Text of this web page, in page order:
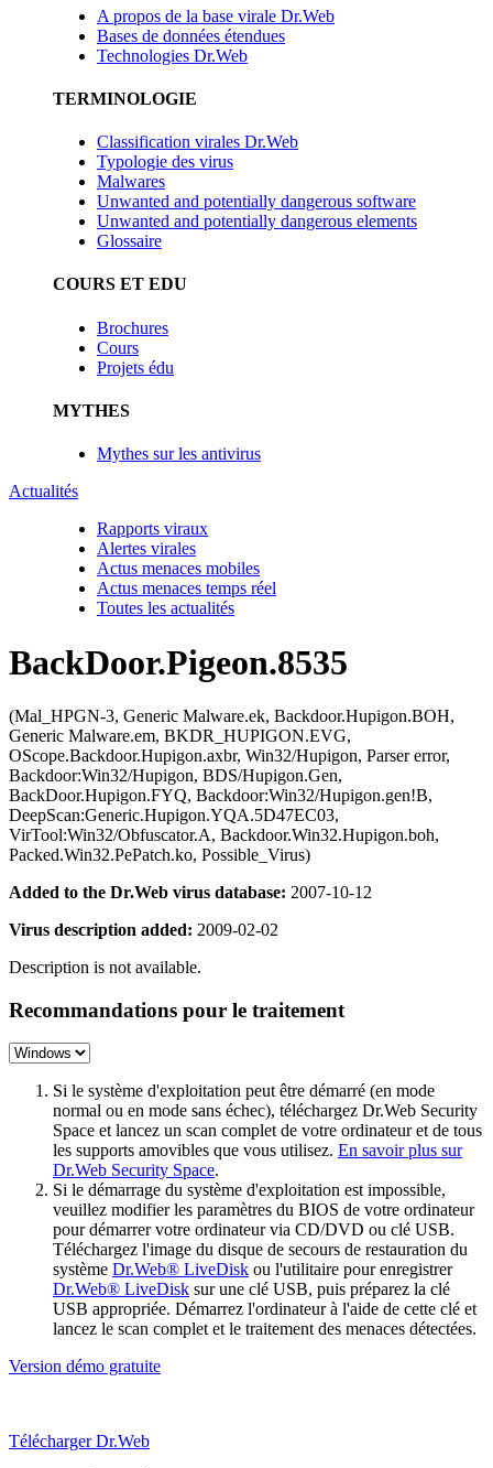
A propos de la base virale Dr.Web
Bases de données étendues
Technologies Dr.Web
TERMINOLOGIE
Classification virales Dr.Web
Typologie des virus
Malwares
Unwanted and potentially dangerous software
Unwanted and potentially dangerous elements
Glossaire
COURS ET EDU
Brochures
Cours
Projets édu
MYTHES
Mythes sur les antivirus
Actualités
Rapports viraux
Alertes virales
Actus menaces mobiles
Actus menaces temps réel
Toutes les actualités
BackDoor.Pigeon.8535
(Mal_HPGN-3, Generic Malware.ek, Backdoor.Hupigon.BOH,
Generic Malware.em, BKDR_HUPIGON.EVG,
OScope.Backdoor.Hupigon.axbr, Win32/Hupigon, Parser error,
Backdoor:Win32/Hupigon, BDS/Hupigon.Gen,
BackDoor.Hupigon.FYQ, Backdoor:Win32/Hupigon.gen!B,
DeepScan:Generic.Hupigon.YQA.5D47EC03,
VirTool:Win32/Obfuscator.A, Backdoor.Win32.Hupigon.boh,
Packed.Win32.PePatch.ko, Possible_Virus)
Added to the Dr.Web virus database: 2007-10-12
Virus description added: 2009-02-02
Description is not available.
Recommandations pour le traitement
Si le système d'exploitation peut être démarré (en mode
normal ou en mode sans échec), téléchargez Dr.Web Security
Space et lancez un scan complet de votre ordinateur et de tous
les supports amovibles que vous utilisez. En savoir plus sur
Dr.Web Security Space.
Si le démarrage du système d'exploitation est impossible,
veuillez modifier les paramètres du BIOS de votre ordinateur
pour démarrer votre ordinateur via CD/DVD ou clé USB.
Téléchargez l'image du disque de secours de restauration du
système Dr.Web® LiveDisk ou l'utilitaire pour enregistrer
Dr.Web® LiveDisk sur une clé USB, puis préparez la clé
USB appropriée. Démarrez l'ordinateur à l'aide de cette clé et
lancez le scan complet et le traitement des menaces détectées.
Version démo gratuite
Télécharger Dr.Web